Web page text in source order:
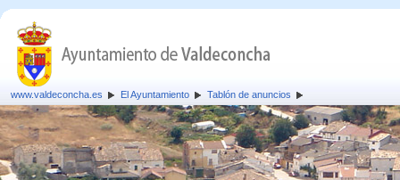
www.valdeconcha.es El Ayuntamiento Tablón de anuncios